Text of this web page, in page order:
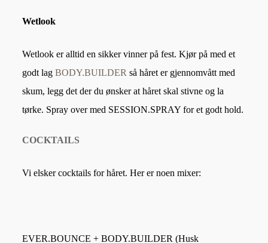
Wetlook
Wetlook er alltid en sikker vinner på fest. Kjør på med et
godt lag BODY.BUILDERså håret er gjennomvått med
skum, legg det der du ønsker at håret skal stivne og la
tørke. Spray over med SESSION.SPRAY for et godt hold.
COCKTAILS
Vi elsker cocktails for håret. Her er noen mixer:
EVER.BOUNCE + BODY.BUILDER(Husk